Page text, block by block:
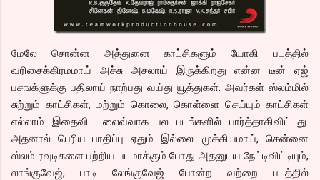
மேலே சொன்ன அத்துனை காட்சிகளும் யோகி படத்தில்
வரிசைக்கிரமமாய் அச்சு அசலாய் இருக்கிறது என்ன டீன் ஏஜ்
பசஙக்ளுக்கு பதிலாய் நாற்பது வய்து யூத்துகள். அவர்கள் ஸ்லம்மில்
சுற்றும் காட்சிகள், மற்றும் கொலை, கொள்ளை செய்யும் காட்சிகள்
எல்லாம் இதைவிட லைவ்வாக பல படங்களில் பார்த்தாகிவிட்டது.
அதனால் பெரிய பாதிப்பு ஏதும் இல்லை. முக்கியமாய், சென்னை
ஸ்லம் ரவுடிகளை பற்றிய படமாக்கும் போது அதனுடய நேட்டிவிட்டியும்,
லாங்குவேஜ், பாடி லேங்குவேஜ் போன்ற வற்றை படத்தில்